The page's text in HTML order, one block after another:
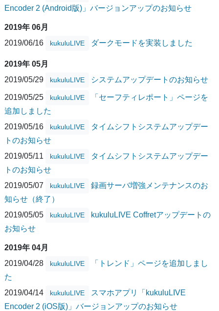
Encoder 2 (Android版)」バージョンアップのお知らせ
2019年 06月
2019/06/16
kukuluLIVE ダークモードを実装しました
2019年 05月
2019/05/29
kukuluLIVE システムアップデートのお知らせ
2019/05/25 kukuluLIVE
「セーフティレポート」ページを
追加しました
2019/05/16
kukuluLIVE
タイムシフトシステムアップデー
トのお知らせ
2019/05/11
kukuluLIVE
タイムシフトシステムアップデー
トのお知らせ
2019/05/07
kukuluLIVE
録画サーバ増強メンテナンスのお
知らせ（終了）
2019/05/05
kukuluLIVE
kukuluLIVE Coffretアップデートの
お知らせ
2019年 04月
2019/04/28
kukuluLIVE
「トレンド」ページを追加しまし
た
2019/04/14
kukuluLIVE
スマホアプリ「kukuluLIVE
Encoder 2 (iOS版)」バージョンアップのお知らせ